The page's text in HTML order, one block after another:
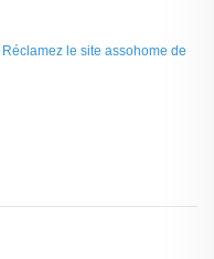
Réclamez le site assohome de